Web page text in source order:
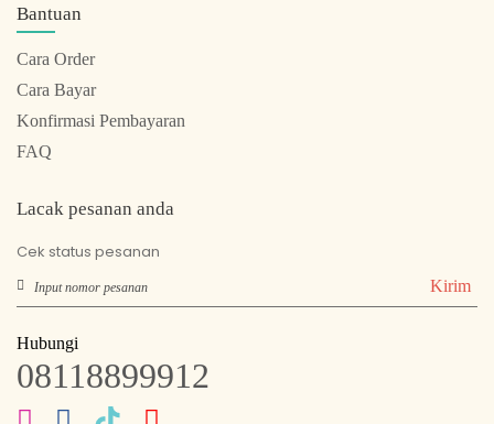
Bantuan
Cara Order
Cara Bayar
Konfirmasi Pembayaran
FAQ
Lacak pesanan anda
Cek status pesanan
Kirim
Hubungi
08118899912